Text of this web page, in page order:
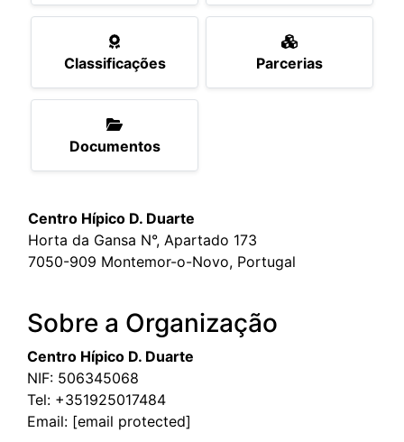
Classificações Parcerias
Documentos
Centro Hípico D. Duarte
Horta da Gansa N°, Apartado 173
7050-909 Montemor-o-Novo, Portugal
Sobre a Organização
Centro Hípico D. Duarte
NIF: 506345068
Tel: +351925017484
Email: [email protected]